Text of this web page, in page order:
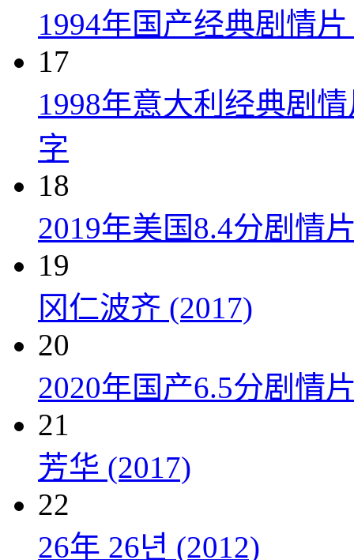
1994年国产经典剧情
17
1998年意大利经典剧
字
18
2019年美国8.4分剧情
19
冈仁波齐 (2017)
20
2020年国产6.5分剧情
21
芳华 (2017)
22
26年 26년 (2012)